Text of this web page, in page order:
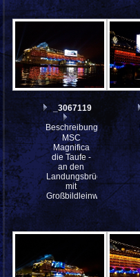
_3067119
Beschreibung:
MSC
Magnifica
die Taufe -
an den
Landungsbrücken
mit
Großbildleinwand